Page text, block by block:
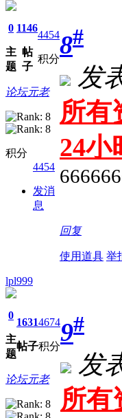
0
主
题
1146
帖
子
4454
积分
论坛元老
积分
4454
发消
息
8#
发
所有
24小
回复
使用道具 举
lpl999
0
主
题
1631
帖子
4674
积分
论坛元老
9#
发
所有